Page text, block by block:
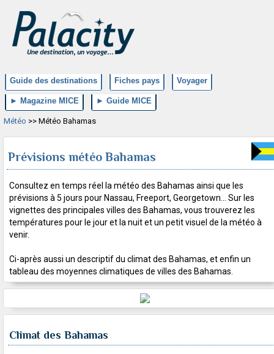
Guide des destinations Fiches pays Voyager
► Magazine MICE ► Guide MICE
Météo >> Météo Bahamas
Prévisions météo Bahamas
Consultez en temps réel la météo des Bahamas ainsi que les
prévisions à 5 jours pour Nassau, Freeport, Georgetown... Sur les
vignettes des principales villes des Bahamas, vous trouverez les
températures pour le jour et la nuit et un petit visuel de la météo à
venir.
Ci-après aussi un descriptif du climat des Bahamas, et enfin un
tableau des moyennes climatiques de villes des Bahamas.
Climat des Bahamas